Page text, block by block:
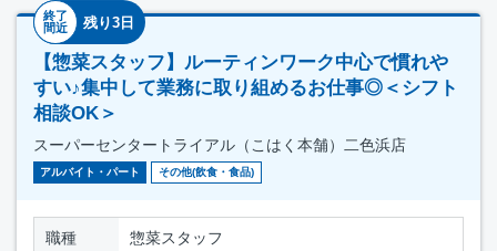
終了
間近
残り3日
【惣菜スタッフ】ルーティンワーク中心で慣れや
すい♪集中して業務に取り組めるお仕事◎＜シフト
相談OK＞
スーパーセンタートライアル（こはく本舗）二色浜店
アルバイト・パート その他(飲食・食品)
職種 惣菜スタッフ